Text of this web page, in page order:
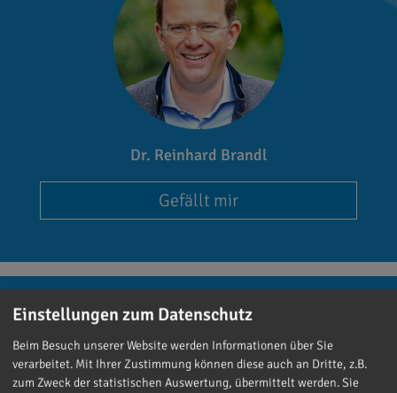
Dr. Reinhard Brandl
Gefällt mir
Reinhard Brandl
vor 3 Tagenvia facebook
Einstellungen zum Datenschutz
Beim Besuch unserer Website werden Informationen über Sie
verarbeitet. Mit Ihrer Zustimmung können diese auch an Dritte, z.B.
zum Zweck der statistischen Auswertung, übermittelt werden. Sie